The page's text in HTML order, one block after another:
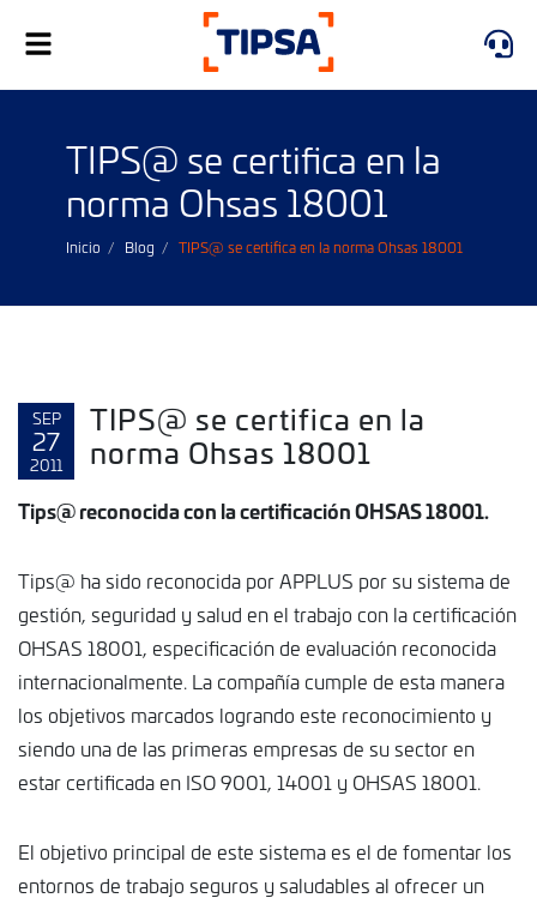
Alternar
navegación
TIPS@ se certifica en la
norma Ohsas 18001
Inicio Blog TIPS@ se certifica en la norma Ohsas 18001
SEP
27
2011
TIPS@ se certifica en la
norma Ohsas 18001
Tips@ reconocida con la certificación OHSAS 18001.
Tips@ ha sido reconocida por APPLUS por su sistema de
gestión, seguridad y salud en el trabajo con la certificación
OHSAS 18001, especificación de evaluación reconocida
internacionalmente. La compañía cumple de esta manera
los objetivos marcados logrando este reconocimiento y
siendo una de las primeras empresas de su sector en
estar certificada en ISO 9001, 14001 y OHSAS 18001.
El objetivo principal de este sistema es el de fomentar los
entornos de trabajo seguros y saludables al ofrecer un